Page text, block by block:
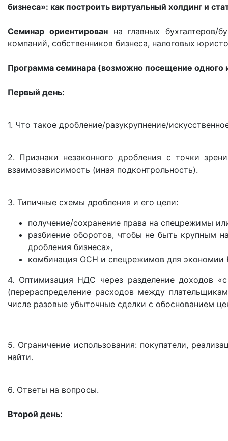
бизнеса»: как построить виртуальный холдинг и
Семинар ориентированна главных бухгалтеров/
компаний, собственников бизнеса, налоговых
Программа семинара (возможно посещение одного
Первый день:
1. Что такое дробление/разукрупнение/
2. Признаки незаконного дробления с точки
взаимозависимость (иная подконтрольность).
3. Типичные схемы дробления и его цели:
получение/сохранение права на спецрежимы
разбиение оборотов, чтобы не быть крупным
дробления бизнеса»,
комбинация ОСН и спецрежимов для экономии
4. Оптимизация НДС через разделение доходов
(перераспределение расходов между
числе разовые убыточные сделки с обоснованием
5. Ограничение использования: покупатели,
найти.
6. Ответы на вопросы.
Второй день: